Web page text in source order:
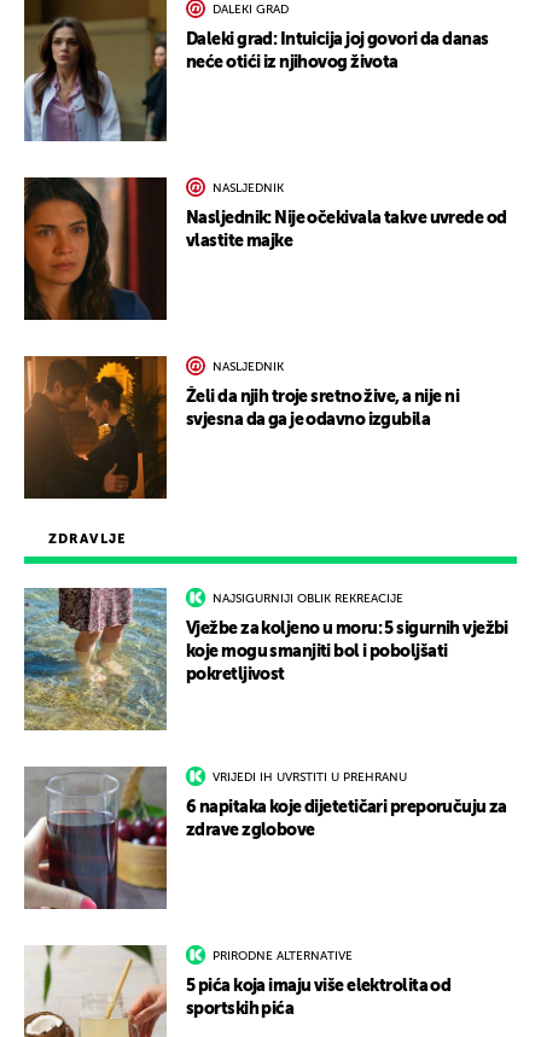
ZDRAVLJE
NAJSIGURNIJI OBLIK REKREACIJE
Vježbe za koljeno u moru: 5 sigurnih vježbi
koje mogu smanjiti bol i poboljšati
pokretljivost
VRIJEDI IH UVRSTITI U PREHRANU
6 napitaka koje dijetetičari preporučuju za
zdrave zglobove
PRIRODNE ALTERNATIVE
5 pića koja imaju više elektrolita od
sportskih pića
DALEKI GRAD
Daleki grad: Intuicija joj govori da danas
neće otići iz njihovog života
NASLJEDNIK
Nasljednik: Nije očekivala takve uvrede od
vlastite majke
NASLJEDNIK
Želi da njih troje sretno žive, a nije ni
svjesna da ga je odavno izgubila